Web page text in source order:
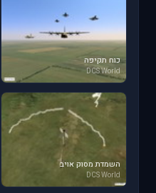
כוח תקיפה
DCS World
השמדת מסוק אויב
DCS World